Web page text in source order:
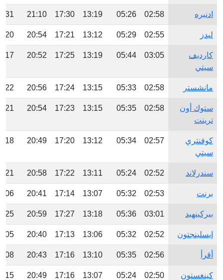
ادنبره 02:58
05:26
13:19
17:30
21:10
ليدز 02:55
05:29
13:12
17:21
20:54
كارديف
سيتي
03:05
05:44
13:19
17:25
20:52
مانشستر 02:58
05:33
13:15
17:24
20:56
ستوك أون
ترينت
02:58
05:35
13:15
17:23
20:54
كوفنتري
سيتي
02:57
05:34
13:12
17:20
20:49
سندرلاند 02:52
05:24
13:11
17:22
20:58
برنت 02:53
05:32
13:07
17:14
20:41
بيركينهيد 03:01
05:36
13:18
17:27
20:59
إيسلينجتون 02:52
05:32
13:06
17:13
20:40
أقرأ 02:56
05:35
13:10
17:16
20:43
كينغستون
02:50
05:24
13:07
17:16
20:49